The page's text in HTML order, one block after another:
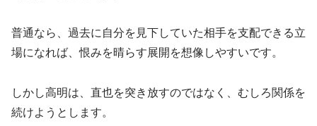
普通なら、過去に自分を見下していた相手を支配できる立
場になれば、恨みを晴らす展開を想像しやすいです。
しかし高明は、直也を突き放すのではなく、むしろ関係を
続けようとします。